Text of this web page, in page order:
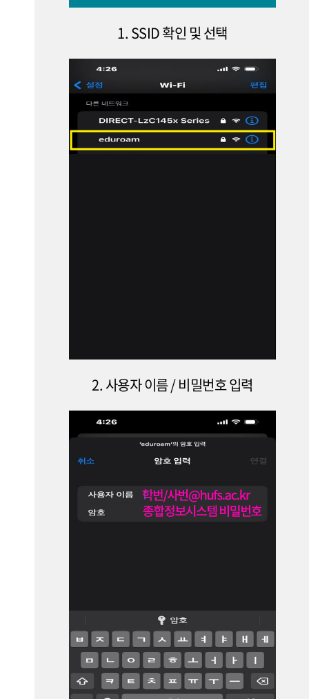
1. SSID 확인 및 선택
2. 사용자 이름 / 비밀번호 입력